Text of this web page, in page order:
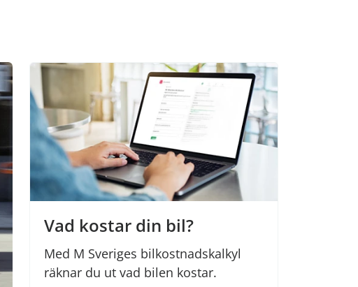
Vad kostar din bil?
Med M Sveriges bilkostnadskalkyl
räknar du ut vad bilen kostar.